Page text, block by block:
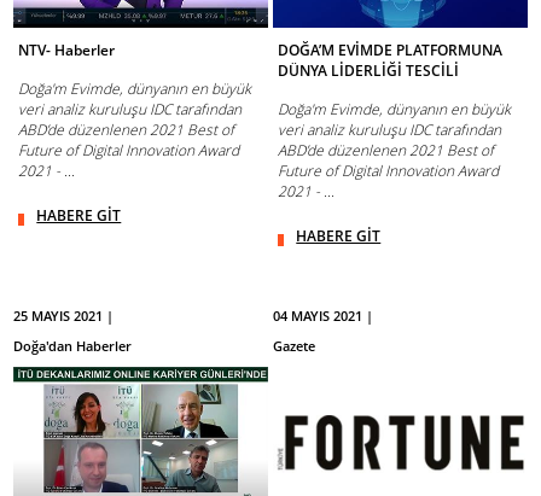
NTV- Haberler
Doğa'm Evimde, dünyanın en büyük
veri analiz kuruluşu IDC tarafından
ABD’de düzenlenen 2021 Best of
Future of Digital Innovation Award
2021 - ...
HABERE GİT
DOĞA’M EVİMDE PLATFORMUNA
DÜNYA LİDERLİĞİ TESCİLİ
Doğa'm Evimde, dünyanın en büyük
veri analiz kuruluşu IDC tarafından
ABD’de düzenlenen 2021 Best of
Future of Digital Innovation Award
2021 - ...
HABERE GİT
25 MAYIS 2021 |
Doğa'dan Haberler
04 MAYIS 2021 |
Gazete